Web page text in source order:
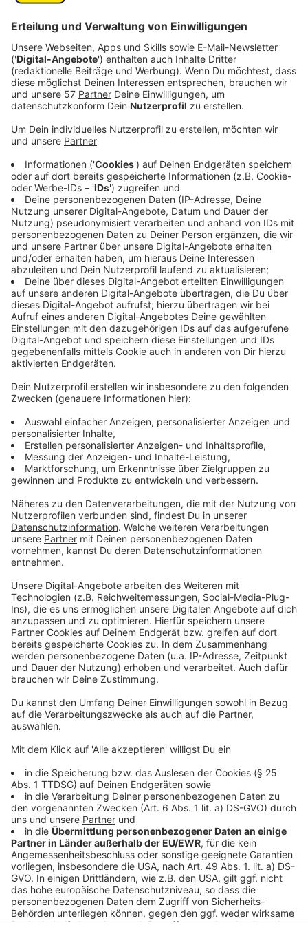
drei Museen in Aachen.
Der LVR-Kulturausschuss hat demLudwig-Forum
Aachen(Foto)30.000 Euro zugesprochen, der
Aachener Domschatzkammer20.000 Euro und dem
Centre Charlemagne34.000 Euro.
Damit will der LVR sicherstellen, dass auch in Zukunft
vielfältige Projekte angeboten werden können. Nach
der Pandemie und angesichts gestiegenener
Energiepreise müssten die Museen und Einrichtungen
entlastet werden.
Anzeige
Näheres zur Verwendung der LVR-Gelder:
Anzeige
Domschatzkammer:
Die seit 1950 am Aachener Dom tätige Fotografin Ann
Münchow (1923–2019) übergab 2006 die den Dom
betreffenden Glasplattennegative an die
Domschatzkammer. Die Aufnahmen dokumentieren ein
halbes Jahrhundert Geschichte des Weltkulturerbes
Aachener Dom. In einem Digitalisierungsprojekt sollen
sie nun dauerhaft gesichert werden. Alle Glasnegative
sollen danach in einem klimatisierten Magazin
untergebracht werden. Zudem soll eine Ausstellung
das Schaffen von Ann Münchow vorstellen und
gleichzeitig die wissenschaftliche
Bearbeitung/Inventarisierung sowie die
Nutzbarmachung der Fotos präsentieren.
Ludwig-Forum:
Das Geld geht an das „Double Wall Project: Ulrike
Müller“.
Centre Charlemagne:
Das Geld geht an die Ausstellung „Von Hexen und
Bockreitern. Teufelsbündner in Aachen und
Anzeige
Anzeige